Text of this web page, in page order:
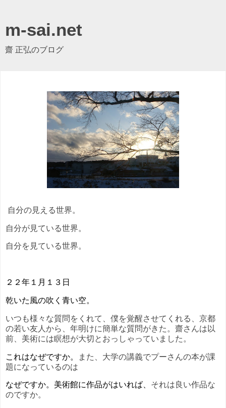
m-sai.net
齋 正弘のブログ
自分の見える世界。
自分が見ている世界。
自分を見ている世界。
２２年１月１３日
乾いた風の吹く青い空。
いつも様々な質問をくれて、僕を覚醒させてくれる、京都
の若い友人から、年明けに簡単な質問がきた。齋さんは以
前、美術には瞑想が大切とおっしゃっていました。
これはなぜですか。 また、大学の講義でプーさんの本が課
題になっているのは
なぜですか。美術館に作品がはいれば、 それは良い作品な
のですか。